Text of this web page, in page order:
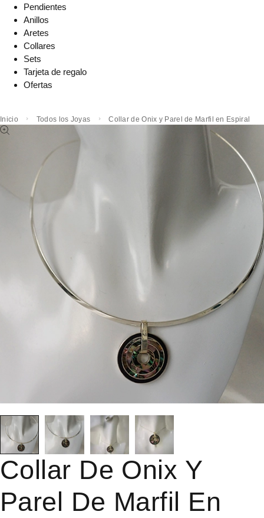
Pendientes
Anillos
Aretes
Collares
Sets
Tarjeta de regalo
Ofertas
Inicio Todos los Joyas Collar de Onix y Parel de Marfil en Espiral
Collar De Onix Y
Parel De Marfil En